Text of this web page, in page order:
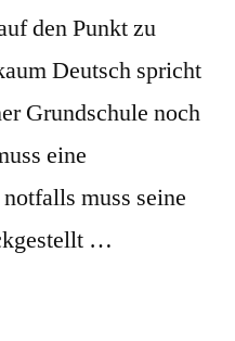
den Punkt zu
Deutsch spricht
Grundschule noch
eine
muss seine
…